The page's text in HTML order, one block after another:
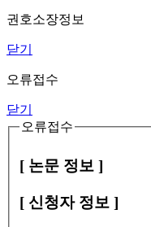
권호소장정보
닫기
오류접수
닫기
오류접수
[ 논문 정보 ]
[ 신청자 정보 ]